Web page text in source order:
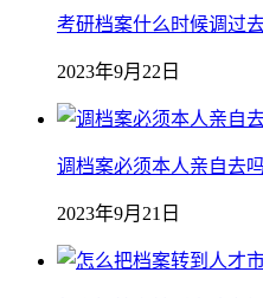
考研档案什么时候调过
2023年9月22日
调档案必须本人亲自去
2023年9月21日